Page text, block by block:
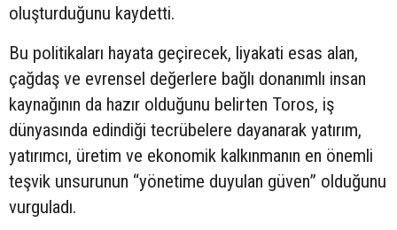
oluşturduğunu kaydetti.
Bu politikaları hayata geçirecek, liyakati esas alan,
çağdaş ve evrensel değerlere bağlı donanımlı insan
kaynağının da hazır olduğunu belirten Toros, iş
dünyasında edindiği tecrübelere dayanarak yatırım,
yatırımcı, üretim ve ekonomik kalkınmanın en önemli
teşvik unsurunun “yönetime duyulan güven” olduğunu
vurguladı.